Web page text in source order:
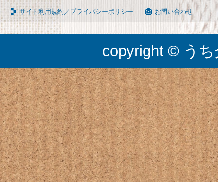
サイト利用規約／プライバシーポリシー お問い合わせ
copyright © う